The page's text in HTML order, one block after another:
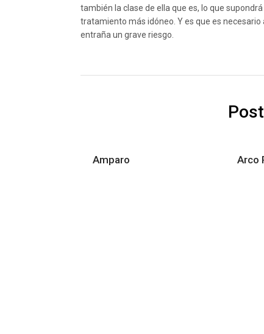
también la clase de ella que es, lo que
tratamiento más idóneo. Y es que es
entraña un grave riesgo.
Amparo Arco